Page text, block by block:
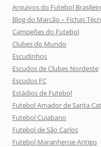
Arquivos do Futebol
Blog do Marcão – Fichas
Campeões do Futebol
Clubes do Mundo
Escudinhos
Escudos de Clubes Nordeste
Escudos FC
Estádios de Futebol
Futebol Amador de Santa
Futebol Cuiabano
Futebol de São Carlos
Futebol Maranhense Antigo